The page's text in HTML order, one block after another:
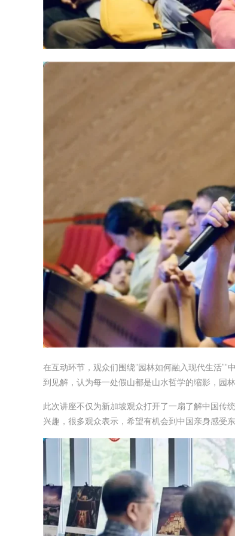
在互动环节，观众们围绕“园林如何融入现代生活
到见解，认为每一处假山都是山水哲学的缩影，园
此次讲座不仅为新加坡观众打开了一扇了解中国传
兴趣，很多观众表示，希望有机会到中国亲身感受